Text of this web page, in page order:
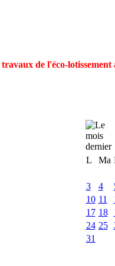
de l'éco-
L
Ma
3
4
10 11
17 18
24 25
31